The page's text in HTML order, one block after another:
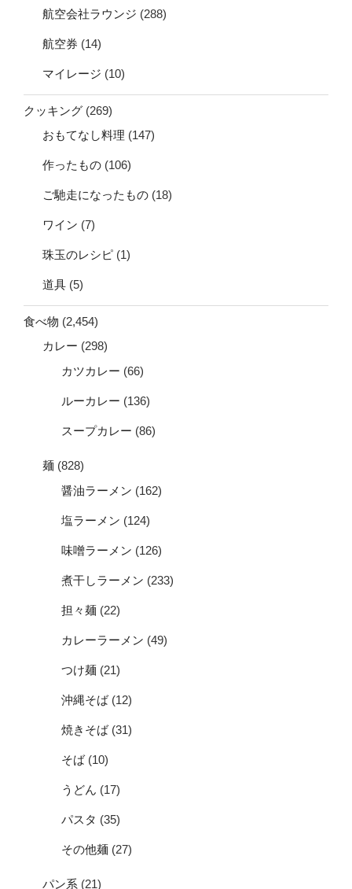
航空会社ラウンジ (288)
航空券 (14)
マイレージ (10)
クッキング (269)
おもてなし料理 (147)
作ったもの (106)
ご馳走になったもの (18)
ワイン (7)
珠玉のレシピ (1)
道具 (5)
食べ物 (2,454)
カレー (298)
カツカレー (66)
ルーカレー (136)
スープカレー (86)
麺 (828)
醤油ラーメン (162)
塩ラーメン (124)
味噌ラーメン (126)
煮干しラーメン (233)
担々麺 (22)
カレーラーメン (49)
つけ麺 (21)
沖縄そば(12)
焼きそば(31)
そば(10)
うどん (17)
パスタ (35)
その他麺 (27)
パン系 (21)